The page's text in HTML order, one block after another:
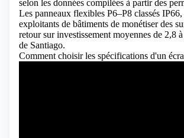
selon les données compilées à partir des
Les panneaux flexibles P6–P8 classés
exploitants de bâtiments de monétiser des
retour sur investissement moyennes de 2,8
de Santiago.
Comment choisir les spécifications d'un